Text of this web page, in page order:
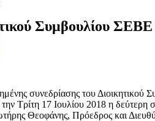
Συμβουλίου
συνεδρίασης του
Τρίτη 17 Ιουλίου 2018 η
Θεοφάνης, Πρόεδρος και